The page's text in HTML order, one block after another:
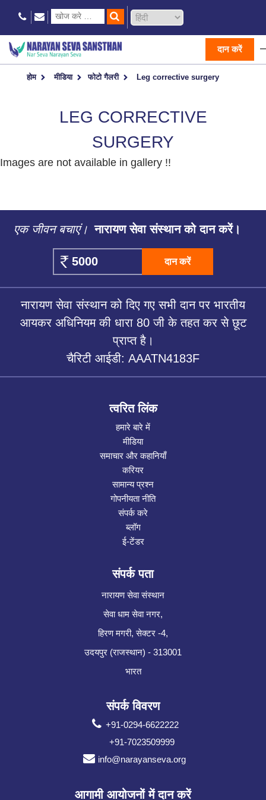
दान करें
होम मीडिया फोटो गैलरी Leg corrective surgery
LEG CORRECTIVE
SURGERY
Images are not available in gallery !!
एक जीवन बचाएं। नारायण सेवा संस्थान को दान करें।
दान करें
नारायण सेवा संस्थान को दिए गए सभी दान पर भारतीय
आयकर अधिनियम की धारा 80 जी के तहत कर से छूट
प्राप्त है।
चैरिटी आईडी: AAATN4183F
त्वरित लिंक
हमारे बारे में
मीडिया
समाचार और कहानियाँ
करियर
सामान्य प्रश्न
गोपनीयता नीति
संपर्क करे
ब्लॉग
ई-टेंडर
संपर्क पता
नारायण सेवा संस्थान
सेवा धाम सेवा नगर,
हिरण मगरी, सेक्टर -4,
उदयपुर (राजस्थान) - 313001
भारत
संपर्क विवरण
+91-0294-6622222
+91-7023509999
info@narayanseva.org
आगामी आयोजनों में दान करें